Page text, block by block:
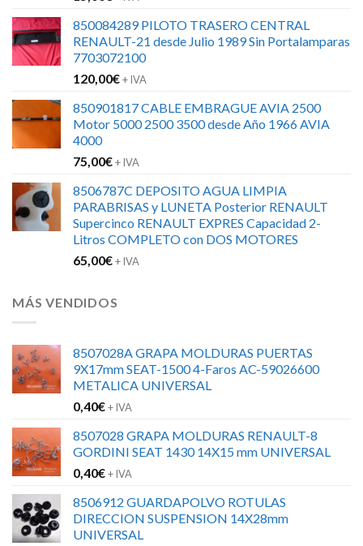
850084289 PILOTO TRASERO CENTRAL
RENAULT-21 desde Julio 1989 Sin Portalamparas
7703072100
120,00€+ IVA
850901817 CABLE EMBRAGUE AVIA 2500
Motor 5000 2500 3500 desde Año 1966 AVIA
4000
75,00€+ IVA
8506787C DEPOSITO AGUA LIMPIA
PARABRISAS y LUNETA Posterior RENAULT
Supercinco RENAULT EXPRES Capacidad 2-
Litros COMPLETO con DOS MOTORES
65,00€+ IVA
MÁS VENDIDOS
8507028A GRAPA MOLDURAS PUERTAS
9X17mm SEAT-1500 4-Faros AC-59026600
METALICA UNIVERSAL
0,40€+ IVA
8507028 GRAPA MOLDURAS RENAULT-8
GORDINI SEAT 1430 14X15 mm UNIVERSAL
0,40€+ IVA
8506912 GUARDAPOLVO ROTULAS
DIRECCION SUSPENSION 14X28mm
UNIVERSAL